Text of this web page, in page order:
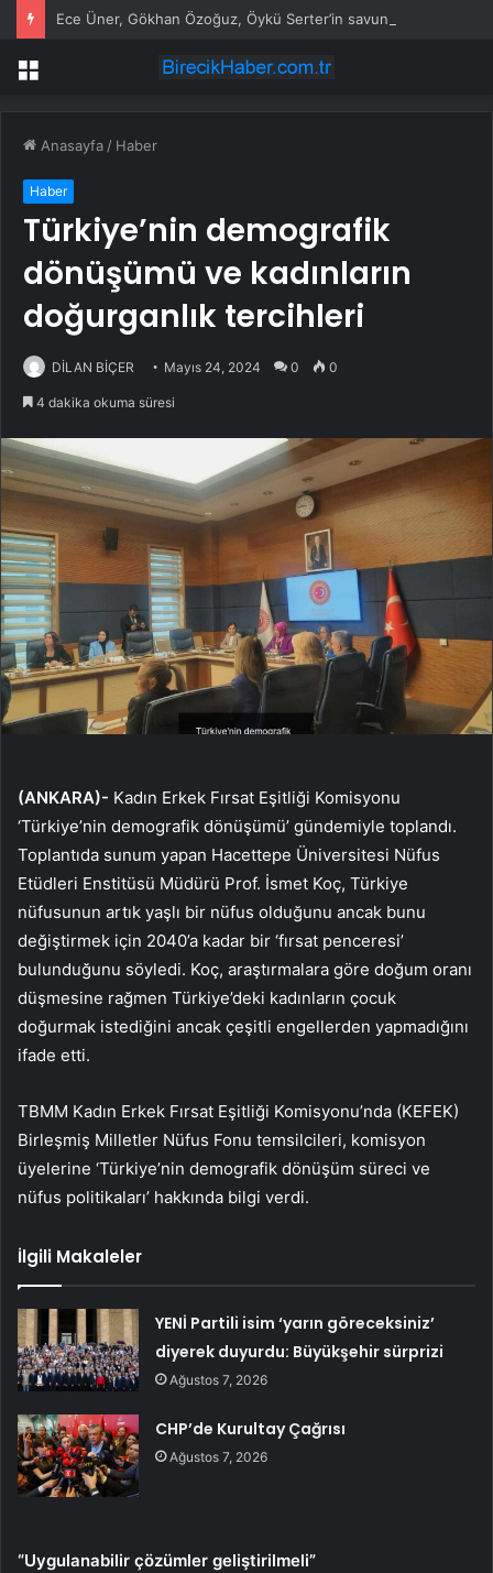
Menü
Anasayfa / Haber
Haber
Türkiye’nin demografik
dönüşümü ve kadınların
doğurganlık tercihleri
DİLAN BİÇER Mayıs 24, 2024 0 0
4 dakika okuma süresi
(ANKARA)- Kadın Erkek Fırsat Eşitliği Komisyonu
‘Türkiye’nin demografik dönüşümü’ gündemiyle toplandı.
Toplantıda sunum yapan Hacettepe Üniversitesi Nüfus
Etüdleri Enstitüsü Müdürü Prof. İsmet Koç, Türkiye
nüfusunun artık yaşlı bir nüfus olduğunu ancak bunu
değiştirmek için 2040’a kadar bir ‘fırsat penceresi’
bulunduğunu söyledi. Koç, araştırmalara göre doğum oranı
düşmesine rağmen Türkiye’deki kadınların çocuk
doğurmak istediğini ancak çeşitli engellerden yapmadığını
ifade etti.
TBMM Kadın Erkek Fırsat Eşitliği Komisyonu’nda (KEFEK)
Birleşmiş Milletler Nüfus Fonu temsilcileri, komisyon
üyelerine ‘Türkiye’nin demografik dönüşüm süreci ve
nüfus politikaları’ hakkında bilgi verdi.
İlgili Makaleler
YENİ Partili isim ‘yarın göreceksiniz’
diyerek duyurdu: Büyükşehir sürprizi
Ağustos 7, 2026
CHP’de Kurultay Çağrısı
Ağustos 7, 2026
“Uygulanabilir çözümler geliştirilmeli”